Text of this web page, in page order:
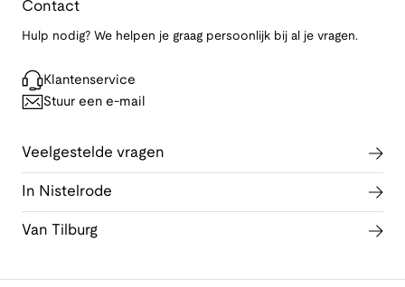
Contact
Hulp nodig? We helpen je graag persoonlijk bij al je vragen.
Klantenservice
Stuur een e-mail
Veelgestelde vragen
In Nistelrode
Van Tilburg